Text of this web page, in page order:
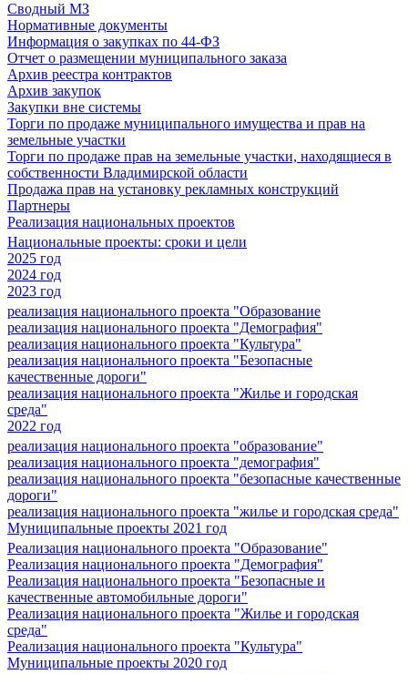
Сводный МЗ
Нормативные документы
Информация о закупках по 44-ФЗ
Отчет о размещении муниципального заказа
Архив реестра контрактов
Архив закупок
Закупки вне системы
Торги по продаже муниципального имущества и прав на
земельные участки
Торги по продаже прав на земельные участки, находящиеся в
собственности Владимирской области
Продажа прав на установку рекламных конструкций
Партнеры
Реализация национальных проектов
Национальные проекты: сроки и цели
2025 год
2024 год
2023 год
реализация национального проекта "Образование
реализация национального проекта "Демография"
реализация национального проекта "Культура"
реализация национального проекта "Безопасные
качественные дороги"
реализация национального проекта "Жилье и городская
среда"
2022 год
реализация национального проекта "образование"
реализация национального проекта "демография"
реализация национального проекта "безопасные качественные
дороги"
реализация национального проекта "жилье и городская среда"
Муниципальные проекты 2021 год
Реализация национального проекта "Образование"
Реализация национального проекта "Демография"
Реализация национального проекта "Безопасные и
качественные автомобильные дороги"
Реализация национального проекта "Жилье и городская
среда"
Реализация национального проекта "Культура"
Муниципальные проекты 2020 год